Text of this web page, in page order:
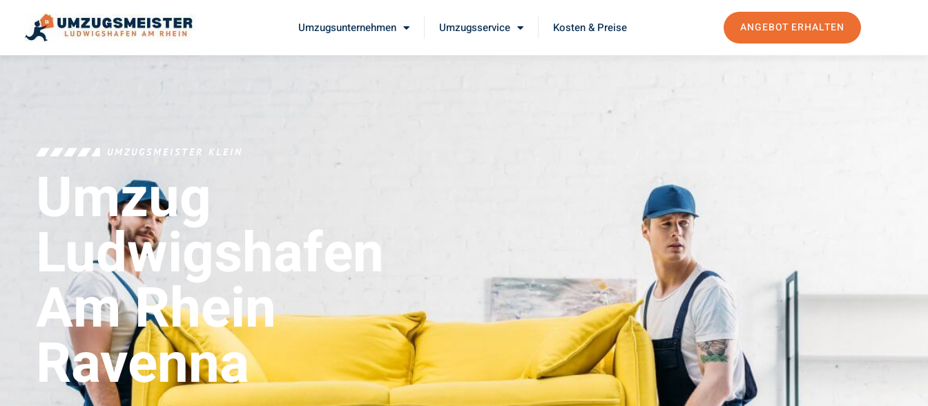
Umzugsunternehmen Umzugsservice Kosten & Preise ANGEBOT ERHALTEN
UMZUGSMEISTER KLEIN
Umzug
Ludwigshafen
Am Rhein
Ravenna